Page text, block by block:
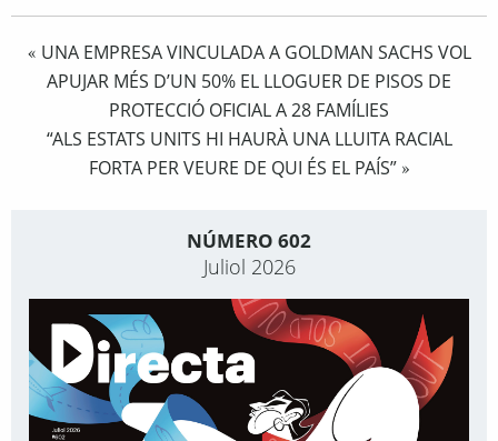
« UNA EMPRESA VINCULADA A GOLDMAN SACHS VOL
APUJAR MÉS D’UN 50% EL LLOGUER DE PISOS DE
PROTECCIÓ OFICIAL A 28 FAMÍLIES
“ALS ESTATS UNITS HI HAURÀ UNA LLUITA RACIAL
FORTA PER VEURE DE QUI ÉS EL PAÍS”»
NÚMERO 602
Juliol 2026